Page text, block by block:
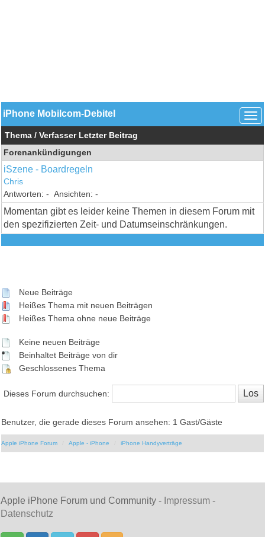
iPhone Mobilcom-Debitel
Thema /Verfasser Letzter Beitrag
Forenankündigungen
iSzene - Boardregeln
Chris
-
-
Momentan gibt es leider keine Themen in diesem Forum mit
den spezifizierten Zeit- und Datumseinschränkungen.
Neue Beiträge
Heißes Thema mit neuen Beiträgen
Heißes Thema ohne neue Beiträge
Keine neuen Beiträge
Beinhaltet Beiträge von dir
Geschlossenes Thema
Dieses Forum durchsuchen:
Benutzer, die gerade dieses Forum ansehen: 1 Gast/Gäste
Apple iPhone Forum Apple - iPhone iPhone Handyverträge
Apple iPhone Forum und Community - Impressum -
Datenschutz